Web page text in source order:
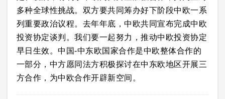
多种全球性挑战。双方要共同筹办好下阶段中欧一系
列重要政治议程。去年年底，中欧共同宣布完成中欧
投资协定谈判。我们要一起努力，推动中欧投资协定
早日生效。中国-中东欧国家合作是中欧整体合作的
一部分，中方愿同法方积极探讨在中东欧地区开展三
方合作，为中欧合作开辟新空间。